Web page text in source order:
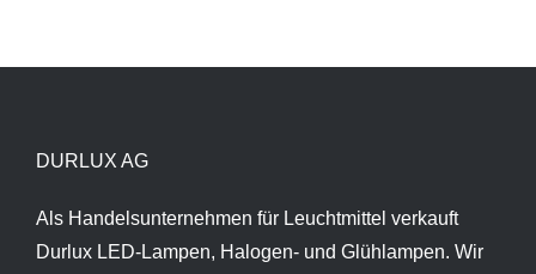
DURLUX AG
Als Handelsunternehmen für Leuchtmittel verkauft
Durlux LED-Lampen, Halogen- und Glühlampen. Wir